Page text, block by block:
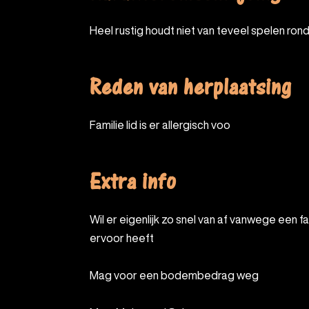
Heel rustig houdt niet van teveel spelen
Reden van herplaatsing
Familie lid is er allergisch voo
Extra info
Wil er eigenlijk zo snel van af vanwege een familielid die allergie
ervoor heeft
Mag voor een bodembedrag weg